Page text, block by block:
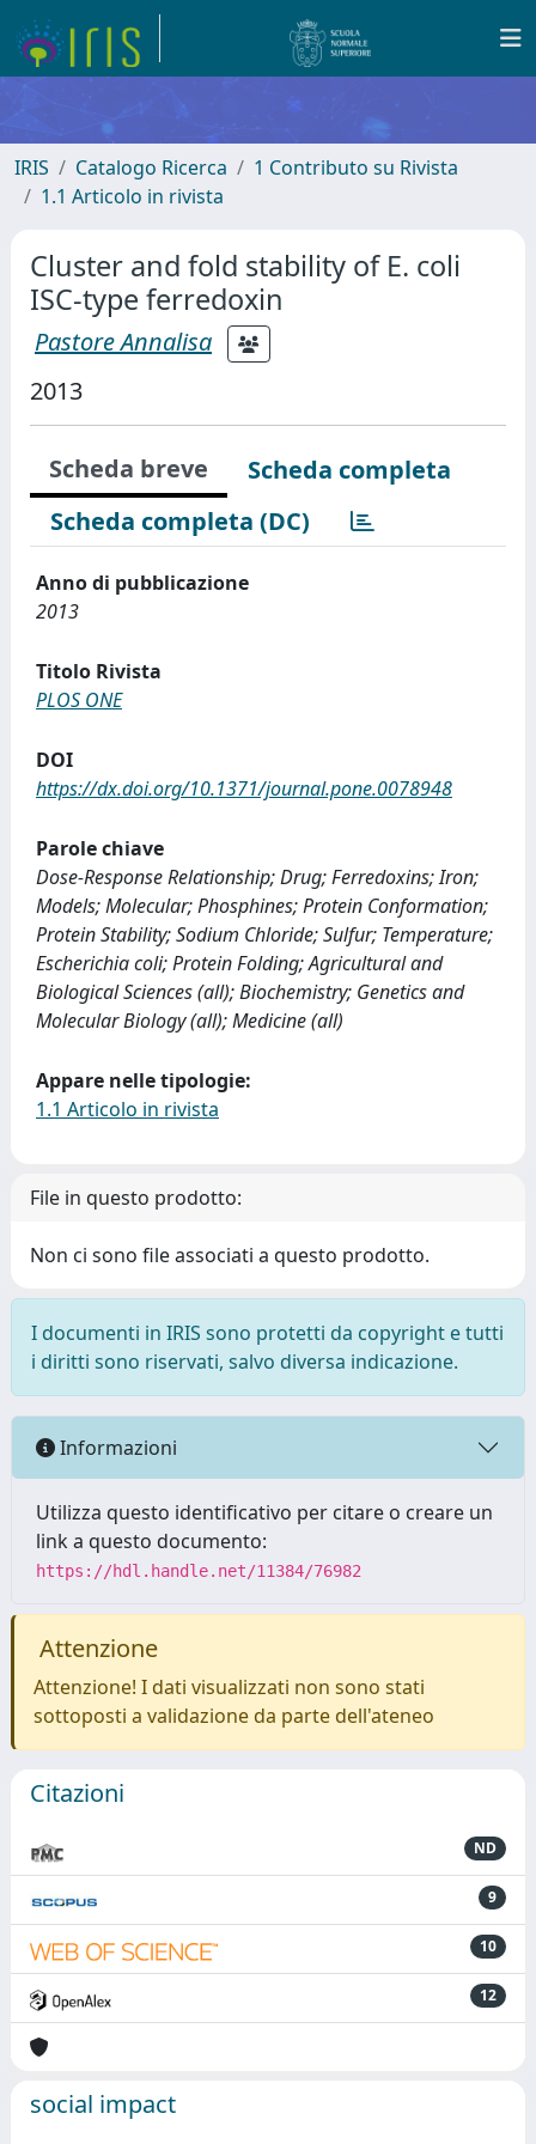
IRIS Catalogo Ricerca
1 Contributo su Rivista
1.1 Articolo in rivista
Cluster and fold stability of E. coli
ISC-type ferredoxin
Pastore Annalisa
2013
Scheda breve
Scheda completa
Scheda completa (DC)
Anno di pubblicazione
2013
Titolo Rivista
PLOS ONE
DOI
https://dx.doi.org/10.1371/journal.pone.0078948
Parole chiave
Dose-Response Relationship; Drug; Ferredoxins; Iron;
Models; Molecular; Phosphines; Protein Conformation;
Protein Stability; Sodium Chloride; Sulfur; Temperature;
Escherichia coli; Protein Folding; Agricultural and
Biological Sciences (all); Biochemistry; Genetics and
Molecular Biology (all); Medicine (all)
Appare nelle tipologie:
1.1 Articolo in rivista
File in questo prodotto:
Non ci sono file associati a questo prodotto.
I documenti in IRIS sono protetti da copyright e tutti
i diritti sono riservati, salvo diversa indicazione.
Informazioni
Utilizza questo identificativo per citare o creare un
link a questo documento:
https://hdl.handle.net/11384/76982
Attenzione
Attenzione! I dati visualizzati non sono stati
sottoposti a validazione da parte dell'ateneo
Citazioni
ND
9
10
12
social impact